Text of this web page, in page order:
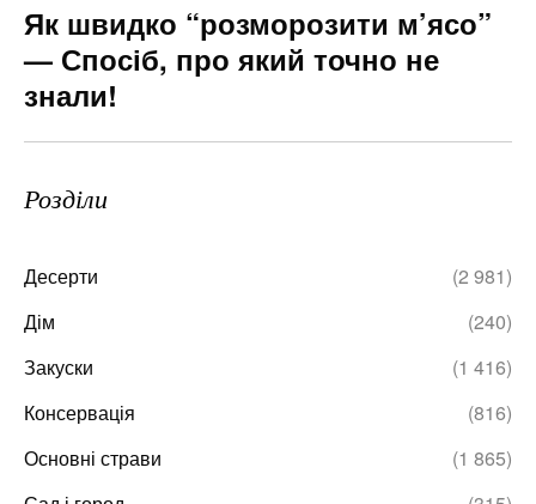
Як швидко “розморозити м’ясо”
— Спосіб, про який точно не
знали!
Розділи
Десерти
(2 981)
Дім
(240)
Закуски
(1 416)
Консервація
(816)
Основні страви
(1 865)